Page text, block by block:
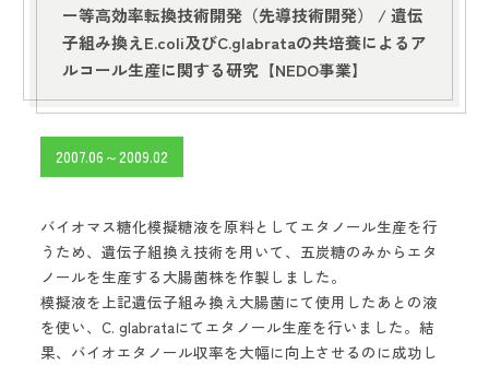
ー等高効率転換技術開発（先導技術開発） / 遺伝
子組み換えE.coli及びC.glabrataの共培養によるア
ルコール生産に関する研究【NEDO事業】
2007.06～2009.02
バイオマス糖化模擬糖液を原料としてエタノール生産を行
うため、遺伝子組換え技術を用いて、五炭糖のみからエタ
ノールを生産する大腸菌株を作製しました。
模擬液を上記遺伝子組み換え大腸菌にて使用したあとの液
を使い、C. glabrataにてエタノール生産を行いました。結
果、バイオエタノール収率を大幅に向上させるのに成功し